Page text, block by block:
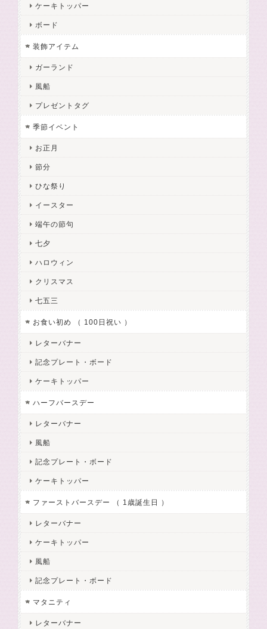
ケーキトッパー
ボード
装飾アイテム
ガーランド
風船
プレゼントタグ
季節イベント
お正月
節分
ひな祭り
イースター
端午の節句
七夕
ハロウィン
クリスマス
七五三
お食い初め （ 100日祝い ）
レターバナー
記念プレート・ボード
ケーキトッパー
ハーフバースデー
レターバナー
風船
記念プレート・ボード
ケーキトッパー
ファーストバースデー （ 1歳誕生日 ）
レターバナー
ケーキトッパー
風船
記念プレート・ボード
マタニティ
レターバナー